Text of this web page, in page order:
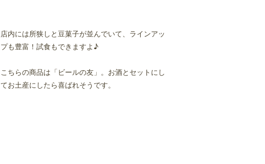
店内には所狭しと豆菓子が並んでいて、ラインアッ
プも豊富！試食もできますよ♪
こちらの商品は「ビールの友」。お酒とセットにし
てお土産にしたら喜ばれそうです。